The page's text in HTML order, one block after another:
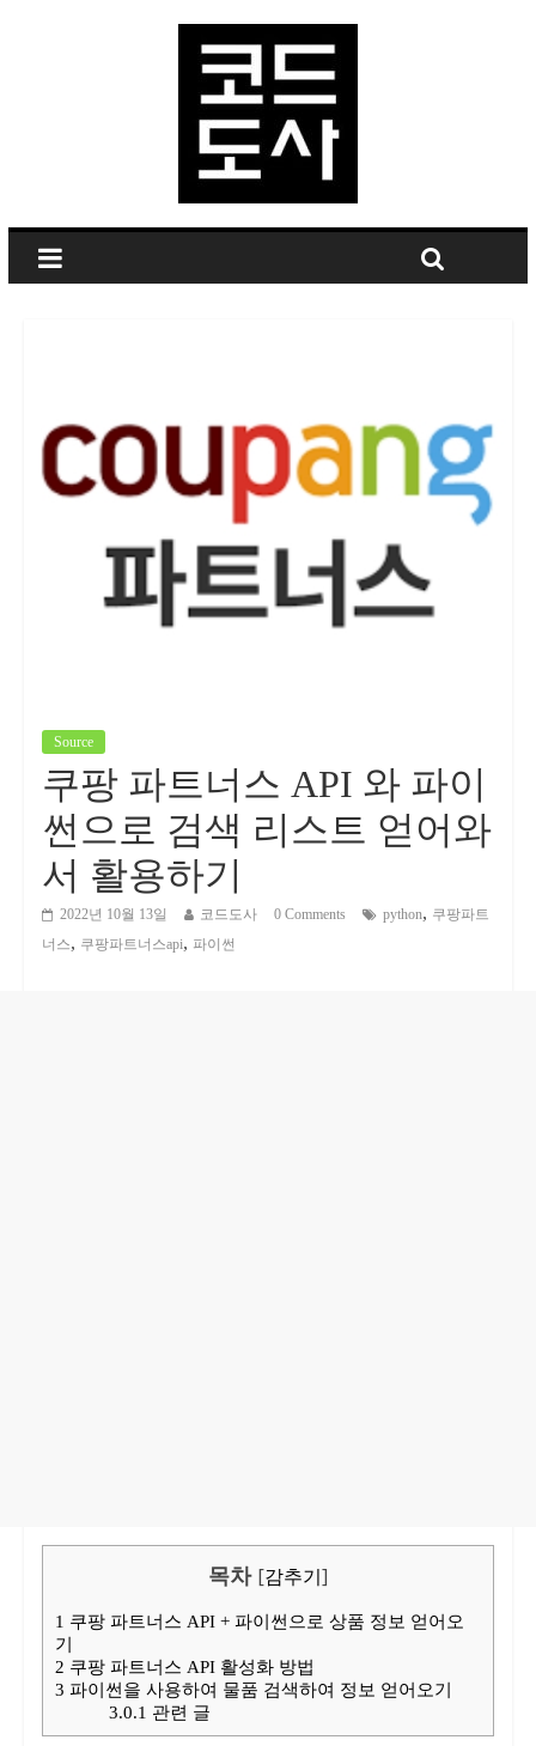
Source
쿠팡 파트너스 API 와 파이
썬으로 검색 리스트 얻어와
서 활용하기
2022년 10월 13일 코드도사 0 Comments python, 쿠팡파트
너스, 쿠팡파트너스api, 파이썬
목차 [감추기]
1 쿠팡 파트너스 API + 파이썬으로 상품 정보 얻어오
기
2 쿠팡 파트너스 API 활성화 방법
3 파이썬을 사용하여 물품 검색하여 정보 얻어오기
3.0.1 관련 글